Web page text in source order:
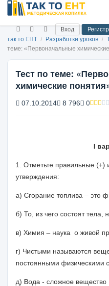
Вход
так то ЕНТ / Разработки уроков /
теме: «Первоначальные
Тест по теме:
химические
07.10.2014 8 796 0
I
1. Отметьте правильные (+)
утверждения:
а) Сгорание топлива – это
б) То, из чего состоят тела,
в) Химия – наука о живой
г) Чистыми называются
постоянными физическими
д) Вода - сложное вещество